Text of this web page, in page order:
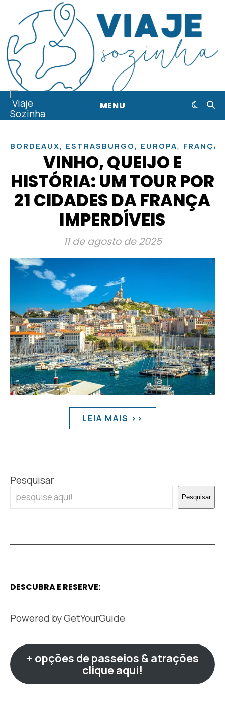
MENU
BORDEAUX, ESTRASBURGO, EUROPA, FRANÇA
VINHO, QUEIJO E
HISTÓRIA: UM TOUR POR
21 CIDADES DA FRANÇA
IMPERDÍVEIS
11 de agosto de 2025
LEIA MAIS >>
Pesquisar
Pesquisar
DESCUBRA E RESERVE:
Powered byGetYourGuide
+ opções de passeios & atrações
clique aqui!